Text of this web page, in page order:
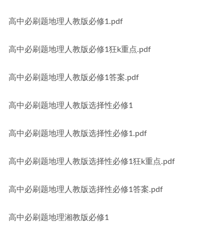
高中必刷题地理人教版必修1.pdf
高中必刷题地理人教版必修1狂k重点.pdf
高中必刷题地理人教版必修1答案.pdf
高中必刷题地理人教版选择性必修1
高中必刷题地理人教版选择性必修1.pdf
高中必刷题地理人教版选择性必修1狂k重点.pdf
高中必刷题地理人教版选择性必修1答案.pdf
高中必刷题地理湘教版必修1